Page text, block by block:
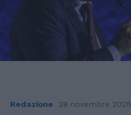
Redazione 28 novembre 2025